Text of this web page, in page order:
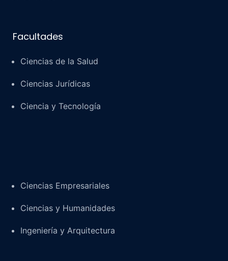
Facultades
Ciencias de la Salud
Ciencias Jurídicas
Ciencia y Tecnología
Ciencias Empresariales
Ciencias y Humanidades
Ingeniería y Arquitectura